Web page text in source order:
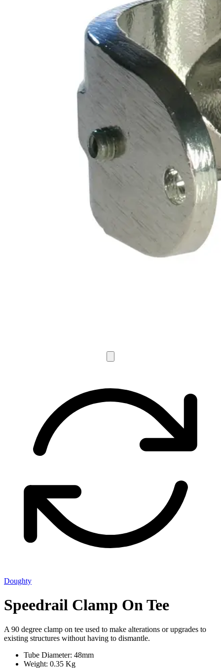
Doughty
Speedrail Clamp On Tee
A 90 degree clamp on tee used to make alterations or upgrades to
existing structures without having to dismantle.
Tube Diameter: 48mm
Weight: 0.35 Kg